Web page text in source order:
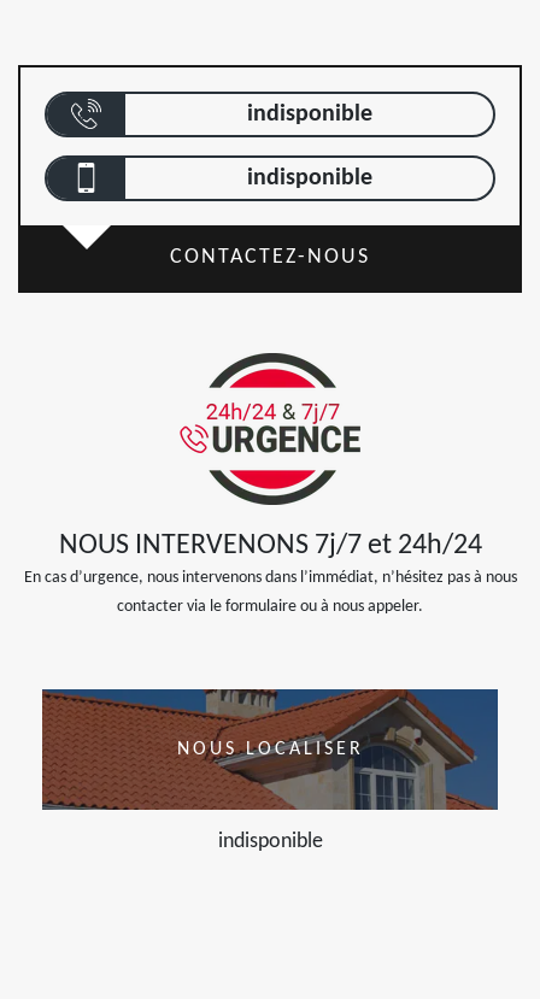
indisponible
indisponible
CONTACTEZ-NOUS
NOUS INTERVENONS 7j/7 et 24h/24
En cas d’urgence, nous intervenons dans l’immédiat, n’hésitez pas à nous
contacter via le formulaire ou à nous appeler.
NOUS LOCALISER
indisponible